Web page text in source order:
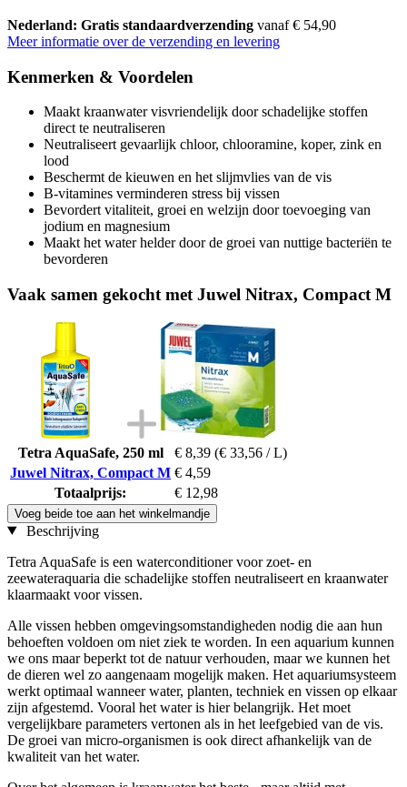
Nederland: Gratis standaardverzending vanaf € 54,90
Meer informatie over de verzending en levering
Kenmerken & Voordelen
Maakt kraanwater visvriendelijk door schadelijke stoffen
direct te neutraliseren
Neutraliseert gevaarlijk chloor, chlooramine, koper, zink en
lood
Beschermt de kieuwen en het slijmvlies van de vis
B-vitamines verminderen stress bij vissen
Bevordert vitaliteit, groei en welzijn door toevoeging van
jodium en magnesium
Maakt het water helder door de groei van nuttige bacteriën te
bevorderen
Vaak samen gekocht met Juwel Nitrax, Compact M
Tetra AquaSafe, 250 ml € 8,39 (€ 33,56 / L)
Juwel Nitrax, Compact M € 4,59
Totaalprijs:
€ 12,98
Voeg beide toe aan het winkelmandje
Beschrijving
Tetra AquaSafe is een waterconditioner voor zoet- en
zeewateraquaria die schadelijke stoffen neutraliseert en kraanwater
klaarmaakt voor vissen.
Alle vissen hebben omgevingsomstandigheden nodig die aan hun
behoeften voldoen om niet ziek te worden. In een aquarium kunnen
we ons maar beperkt tot de natuur verhouden, maar we kunnen het
de dieren wel zo aangenaam mogelijk maken. Het aquariumsysteem
werkt optimaal wanneer water, planten, techniek en vissen op elkaar
zijn afgestemd. Vooral het water is hier belangrijk. Het moet
vergelijkbare parameters vertonen als in het leefgebied van de vis.
De groei van micro-organismen is ook direct afhankelijk van de
kwaliteit van het water.